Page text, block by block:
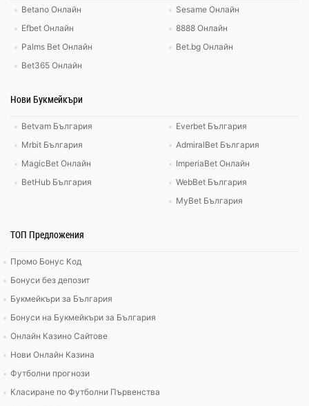
Betano Онлайн
Efbet Онлайн
Palms Bet Онлайн
Bet365 Онлайн
Sesame Онлайн
8888 Онлайн
Bet.bg Онлайн
Нови Букмейкъри
Betvam България
Mrbit България
MagicBet Онлайн
BetHub България
Everbet България
AdmiralBet България
ImperiaBet Онлайн
WebBet България
MyBet България
ТОП Предложения
Промо Бонус Код
Бонуси без депозит
Букмейкъри за България
Бонуси на Букмейкъри за България
Онлайн Казино Сайтове
Нови Онлайн Казина
Футболни прогнози
Класиране по Футболни Първенства